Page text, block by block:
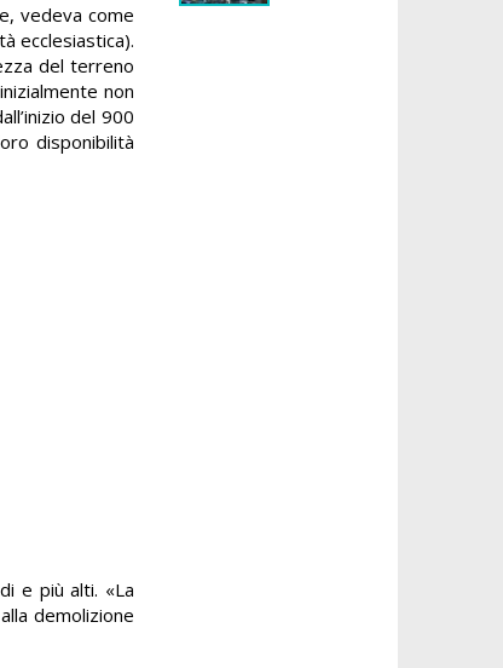
vedeva come
ecclesiastica).
del terreno
non
del 900
disponibilità
e più alti. «La
demolizione